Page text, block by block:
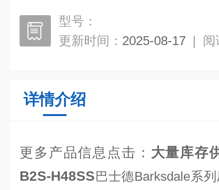
型号：
更新时间： 2025-08-17 | 阅
详情介绍
更多产品信息点击： 大量库存
B2S-H48SS巴士德Barksdale系